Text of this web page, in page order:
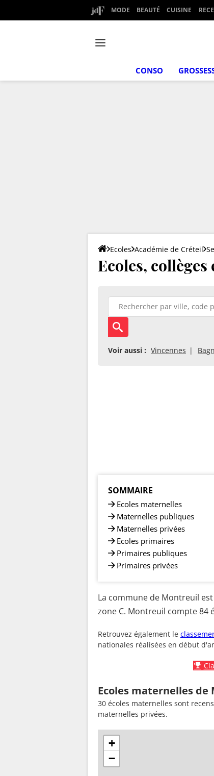
MODE BEAUTÉ CUISINE
CONSO
Ecoles Académie de Créteil
Ecoles,
Voir aussi : Vincennes
SOMMAIRE
Ecoles maternelles
Maternelles publiques
Maternelles privées
Ecoles primaires
Primaires publiques
Primaires privées
La commune de Montreuil
zone C. Montreuil compte
Retrouvez également le
nationales réalisées en début
Ecoles maternelles
30 écoles maternelles sont
maternelles privées.
+
−